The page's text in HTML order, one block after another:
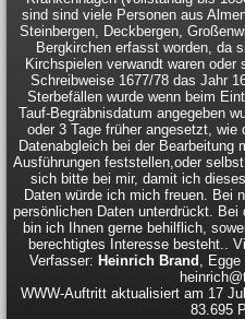
sind sind viele Personen aus
Steinbergen, Deckbergen,
Bergkirchen erfasst worden, da
Kirchspielen verwandt waren
Schreibweise 1677/78 das Jahr
Sterbefällen wurde wenn beim
Tauf-Begräbnisdatum angegeben
oder 3 Tage früher angesetzt,
Datenabgleich bei der
Ausführungen feststellen,oder
sich bitte bei mir, damit ich
Daten würde ich mich freuen. Bei
persönlichen Daten unterdrückt. Bei
bin ich Ihnen gerne behilflich,
berechtigtes Interesse besteht..
Verfasser: Heinrich Brand , Egge
WWW-Auftritt aktualisiert am 17
83.695